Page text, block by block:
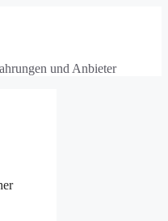
und Anbieter